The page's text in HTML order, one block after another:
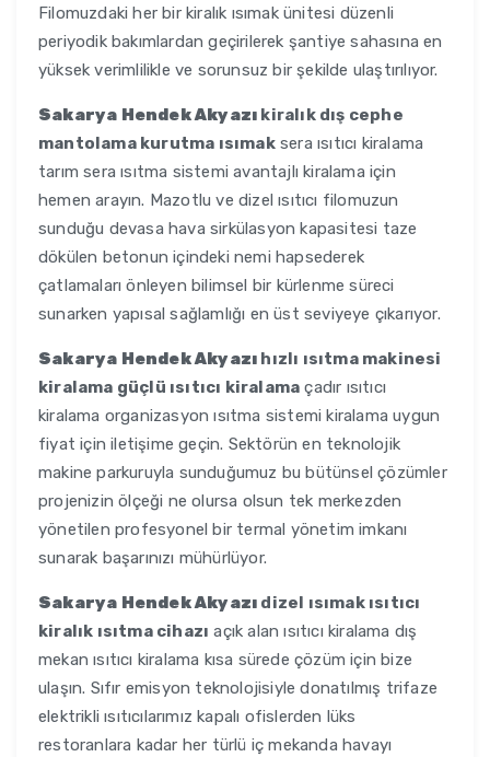
Filomuzdaki her bir kiralık ısımak ünitesi düzenli
periyodik bakımlardan geçirilerek şantiye sahasına en
yüksek verimlilikle ve sorunsuz bir şekilde ulaştırılıyor.
Sakarya Hendek Akyazı kiralık dış cephe
mantolama kurutma ısımaksera ısıtıcı kiralama
tarım sera ısıtma sistemi avantajlı kiralama için
hemen arayın. Mazotlu ve dizel ısıtıcı filomuzun
sunduğu devasa hava sirkülasyon kapasitesi taze
dökülen betonun içindeki nemi hapsederek
çatlamaları önleyen bilimsel bir kürlenme süreci
sunarken yapısal sağlamlığı en üst seviyeye çıkarıyor.
Sakarya Hendek Akyazı hızlı ısıtma makinesi
kiralama güçlü ısıtıcı kiralama çadır ısıtıcı
kiralama organizasyon ısıtma sistemi kiralama uygun
fiyat için iletişime geçin. Sektörün en teknolojik
makine parkuruyla sunduğumuz bu bütünsel çözümler
projenizin ölçeği ne olursa olsun tek merkezden
yönetilen profesyonel bir termal yönetim imkanı
sunarak başarınızı mühürlüyor.
Sakarya Hendek Akyazı dizel ısımak ısıtıcı
kiralık ısıtma cihazı açık alan ısıtıcı kiralama dış
mekan ısıtıcı kiralama kısa sürede çözüm için bize
ulaşın. Sıfır emisyon teknolojisiyle donatılmış trifaze
elektrikli ısıtıcılarımız kapalı ofislerden lüks
restoranlara kadar her türlü iç mekanda havayı